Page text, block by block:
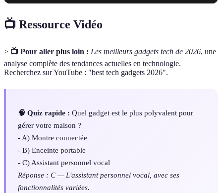
📺 Ressource Vidéo
> 📺 Pour aller plus loin : Les meilleurs gadgets tech de 2026, une
analyse complète des tendances actuelles en technologie.
Recherchez sur YouTube : "best tech gadgets 2026".
🧠 Quiz rapide : Quel gadget est le plus polyvalent pour
gérer votre maison ?
- A) Montre connectée
- B) Enceinte portable
- C) Assistant personnel vocal
Réponse : C — L'assistant personnel vocal, avec ses
fonctionnalités variées.